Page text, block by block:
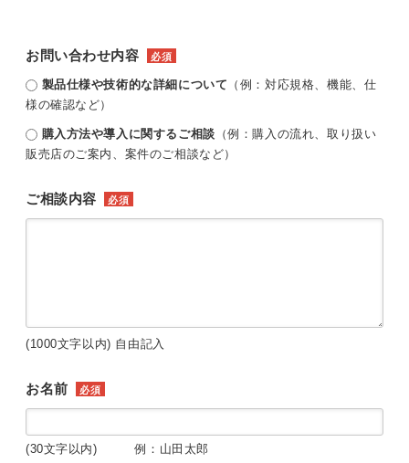
お問い合わせ内容 必須
製品仕様や技術的な詳細について （例：対応規格、機能、仕
様の確認など）
購入方法や導入に関するご相談 （例：購入の流れ、取り扱い
販売店のご案内、案件のご相談など）
ご相談内容 必須
(1000文字以内) 自由記入
お名前 必須
(30文字以内) 例：山田太郎